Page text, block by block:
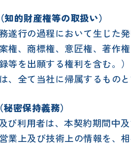
的財産権等の取扱い）
遂行の過程において生じた
権、商標権、意匠権、著作
等を出願する権利を含む。
、全て当社に帰属するものと
密保持義務）
び利用者は、本契約期間中
業上及び技術上の情報を、